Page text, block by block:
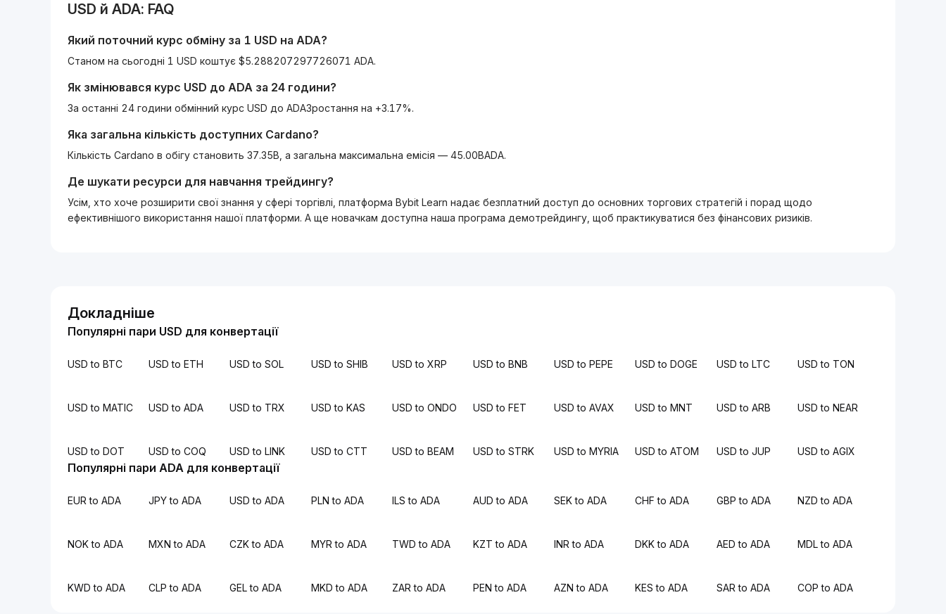
USD й ADA: FAQ
Який поточний курс обміну за 1 USD на ADA?
Станом на сьогодні 1 USD коштує $5.288207297726071 ADA.
Як змінювався курс USD до ADA за 24 години?
За останні 24 години обмінний курс USD до ADAЗростання на +3.17%.
Яка загальна кількість доступних Cardano?
Кількість Cardano в обігу становить 37.35B, а загальна максимальна емісія — 45.00BADA.
Де шукати ресурси для навчання трейдингу?
Усім, хто хоче розширити свої знання у сфері торгівлі, платформа Bybit Learn надає безплатний доступ до основних торгових стратегій і порад щодо
ефективнішого використання нашої платформи. А ще новачкам доступна наша програма демотрейдингу, щоб практикуватися без фінансових ризиків.
Докладніше
Популярні пари USD для конвертації
USD to BTC USD to ETH USD to SOL USD to SHIB USD to XRP USD to BNB USD to PEPE USD to DOGE USD to LTC USD to TON
USD to MATIC USD to ADA USD to TRX USD to KAS USD to ONDO USD to FET USD to AVAX USD to MNT USD to ARB USD to NEAR
USD to DOT USD to COQ USD to LINK USD to CTT USD to BEAM USD to STRK USD to MYRIA USD to ATOM USD to JUP USD to AGIX
Популярні пари ADA для конвертації
EUR to ADA JPY to ADA USD to ADA PLN to ADA ILS to ADA AUD to ADA SEK to ADA CHF to ADA GBP to ADA NZD to ADA
NOK to ADA MXN to ADA CZK to ADA MYR to ADA TWD to ADA KZT to ADA INR to ADA DKK to ADA AED to ADA MDL to ADA
KWD to ADA CLP to ADA GEL to ADA MKD to ADA ZAR to ADA PEN to ADA AZN to ADA KES to ADA SAR to ADA COP to ADA